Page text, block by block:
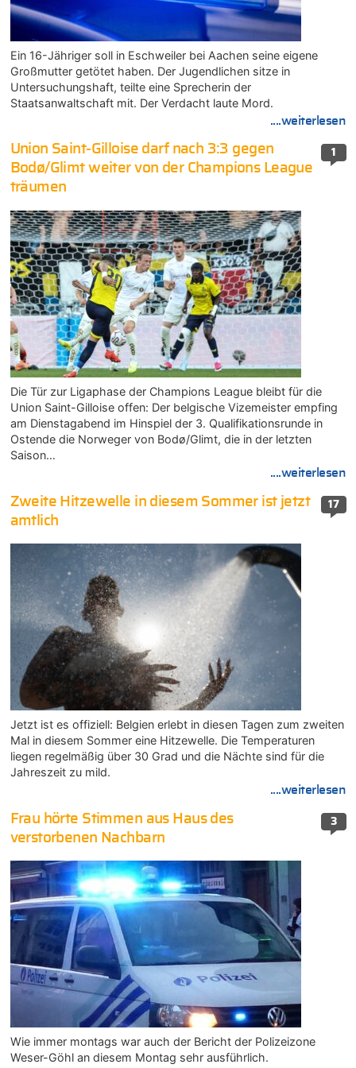
Ein 16-Jähriger soll in Eschweiler bei Aachen seine eigene
Großmutter getötet haben. Der Jugendlichen sitze in
Untersuchungshaft, teilte eine Sprecherin der
Staatsanwaltschaft mit. Der Verdacht laute Mord.
....weiterlesen
1
Union Saint-Gilloise darf nach 3:3 gegen
Bodø/Glimt weiter von der Champions League
träumen
Die Tür zur Ligaphase der Champions League bleibt für die
Union Saint-Gilloise offen: Der belgische Vizemeister empfing
am Dienstagabend im Hinspiel der 3. Qualifikationsrunde in
Ostende die Norweger von Bodø/Glimt, die in der letzten
Saison…
....weiterlesen
17
Zweite Hitzewelle in diesem Sommer ist jetzt
amtlich
Jetzt ist es offiziell: Belgien erlebt in diesen Tagen zum zweiten
Mal in diesem Sommer eine Hitzewelle. Die Temperaturen
liegen regelmäßig über 30 Grad und die Nächte sind für die
Jahreszeit zu mild.
....weiterlesen
3
Frau hörte Stimmen aus Haus des
verstorbenen Nachbarn
Wie immer montags war auch der Bericht der Polizeizone
Weser-Göhl an diesem Montag sehr ausführlich.